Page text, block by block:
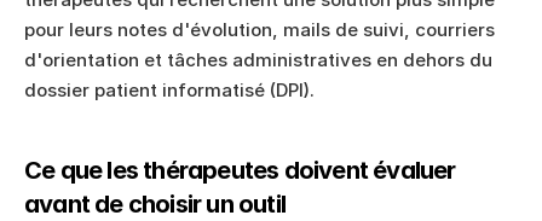
pour leurs notes d'évolution, mails de suivi, courriers
d'orientation et tâches administratives en dehors du
dossier patient informatisé (DPI).
Ce que les thérapeutes doivent évaluer
avant de choisir un outil